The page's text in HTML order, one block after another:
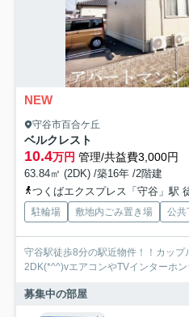
NEW
守谷市百合ケ丘
ベルクレスト
10.4万円 管理/共益費3,000円
63.84㎡ (2DK) /築16年 /2階建
つくばエクスプレス「守谷」駅
駐輪場 敷地内ごみ置き場 公共
守谷駅徒歩8分の駅近物件！！カッ
2DK(*^^)vエアコンやTVインターホ
募集中の部屋